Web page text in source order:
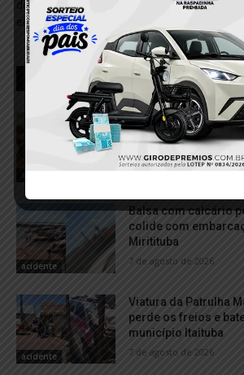
definitivo que evita 90% dos
erros
RELACIONADOS
VÍDEO;
após acidente e
feridas em Itaituba
7 de agosto de 2026
acidente
Balsa com calcário
colide com
Miritituba
7 de agosto de 2026
acidente
Viatura da Patrulha
perde os freios e
município Itaituba
7 de agosto de 2026